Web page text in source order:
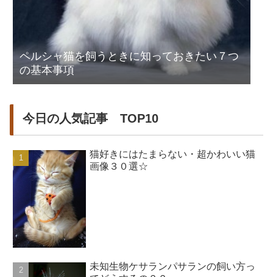
ペルシャ猫を飼うときに知っておきたい７つ
の基本事項
今日の人気記事 TOP10
猫好きにはたまらない・超かわいい猫
画像３０選☆
未知生物ケサランパサランの飼い方っ